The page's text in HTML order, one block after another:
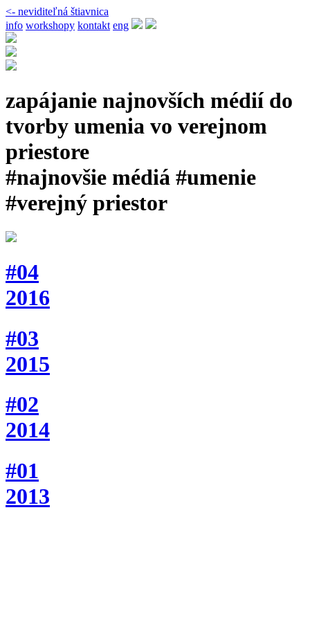
<- neviditeľná štiavnica
info workshopy kontakt eng
zapájanie najnovších médií do
tvorby umenia vo verejnom
priestore
#najnovšie médiá #umenie
#verejný priestor
#04
2016
#03
2015
#02
2014
#01
2013